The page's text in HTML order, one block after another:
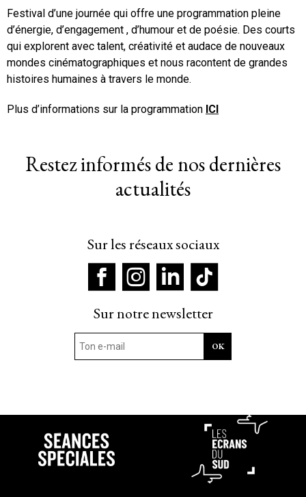
Festival d’une journée qui offre une programmation pleine
d’énergie, d’engagement , d’humour et de poésie. Des courts
qui explorent avec talent, créativité et audace de nouveaux
mondes cinématographiques et nous racontent de grandes
histoires humaines à travers le monde.
Plus d’informations sur la programmation ICI
Restez informés de nos dernières
actualités
Sur les réseaux sociaux
Sur notre newsletter